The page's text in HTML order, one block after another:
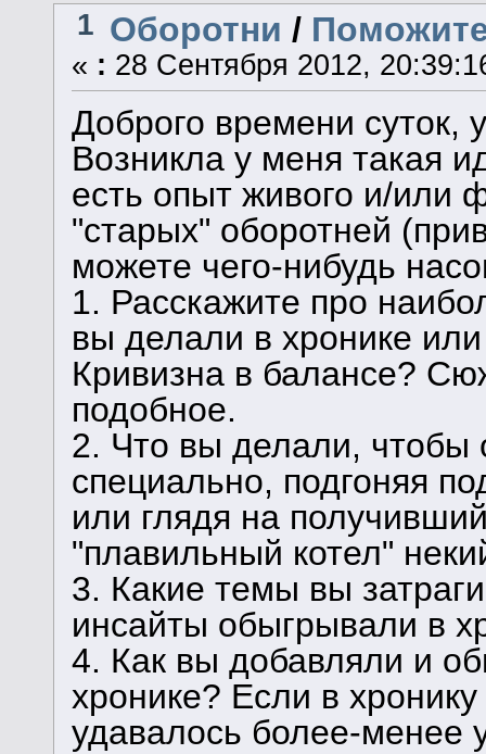
1 Оборотни /
« : 28 Сентября 2012,
Доброго времени
Возникла у меня такая
есть опыт живого и/или
"старых" оборотней
можете чего-нибудь
1. Расскажите про
вы делали в хронике
Кривизна в балансе?
подобное.
2. Что вы делали, чтобы
специально, подгоняя
или глядя на
"плавильный котел"
3. Какие темы вы
инсайты обыгрывали в
4. Как вы добавляли и
хронике? Если в
удавалось более-менее